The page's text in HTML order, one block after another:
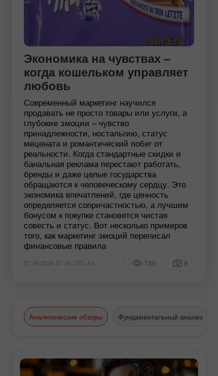
Экономика на чувствах –
когда кошельком управляет
любовь
Современный маркетинг научился
продавать не просто товары или услуги, а
глубокие эмоции – чувство
принадлежности, ностальгию, статус
мецената и романтический побег от
реальности. Когда стандартные скидки и
банальная реклама перестают работать,
бренды и даже целые государства
обращаются к человеческому сердцу. Это
экономика впечатлений, где ценность
определяется сопричастностью, а лучшим
бонусом к покупке становятся чистая
совесть и статус. Вот несколько примеров
того, как маркетинг эмоций переписал
финансовые правила
21:48 2026-07-30 UTC+04 730 8
Аналитические обзоры Фундаментальный анализ